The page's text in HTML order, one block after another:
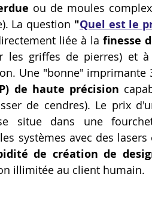
Filament PETG
ou de moules
La question "Quel est le
liée à la finesse
Une "bonne" imprimante
de haute précision
de cendres). Le prix
systèmes avec des lasers
de création de
illimitée au client humain.